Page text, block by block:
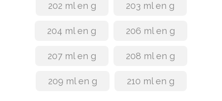
202 ml en g 203 ml en g
204 ml en g 206 ml en g
207 ml en g 208 ml en g
209 ml en g 210 ml en g